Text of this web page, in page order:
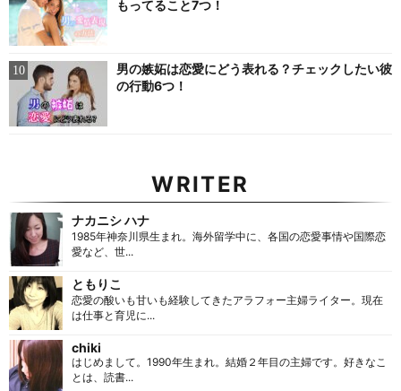
もってること7つ！
男の嫉妬は恋愛にどう表れる？チェックしたい彼
の行動6つ！
WRITER
ナカニシ ハナ
1985年神奈川県生まれ。海外留学中に、各国の恋愛事情や国際恋
愛など、世...
ともりこ
恋愛の酸いも甘いも経験してきたアラフォー主婦ライター。現在
は仕事と育児に...
chiki
はじめまして。1990年生まれ。結婚２年目の主婦です。好きなこ
とは、読書...